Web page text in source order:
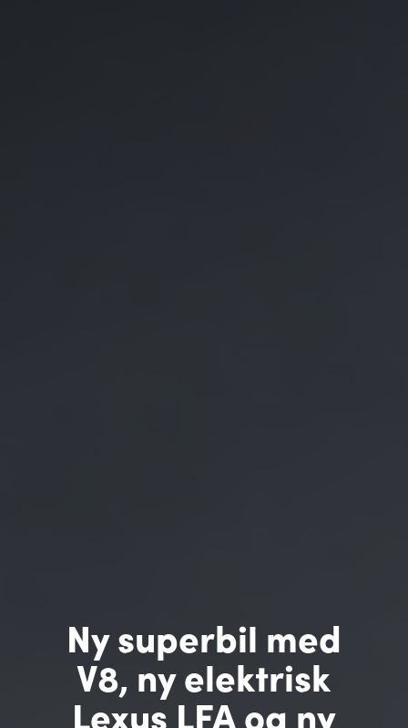
Ny superbil med
V8, ny elektrisk
Lexus LFA og ny